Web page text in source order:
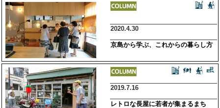
2020.4.30
京島から学ぶ、これからの暮らし方
2019.7.16
レトロな長屋に若者が集まるまち